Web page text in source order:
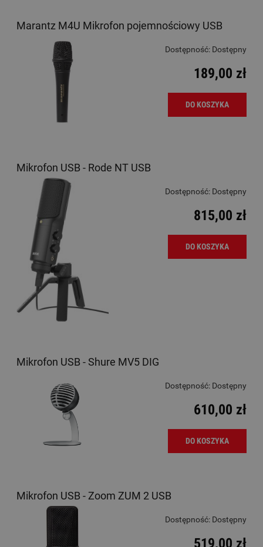
Marantz M4U Mikrofon pojemnościowy USB
Dostępność: Dostępny
189,00 zł
DO KOSZYKA
Mikrofon USB - Rode NT USB
Dostępność: Dostępny
815,00 zł
DO KOSZYKA
Mikrofon USB - Shure MV5 DIG
Dostępność: Dostępny
610,00 zł
DO KOSZYKA
Mikrofon USB - Zoom ZUM 2 USB
Dostępność: Dostępny
519,00 zł